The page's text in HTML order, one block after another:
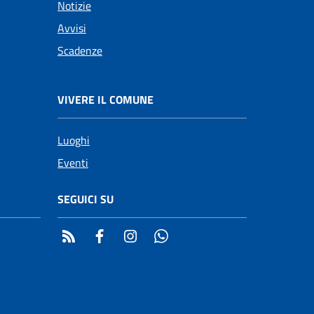
Notizie
Avvisi
Scadenze
VIVERE IL COMUNE
Luoghi
Eventi
SEGUICI SU
RSS Facebook Instagram